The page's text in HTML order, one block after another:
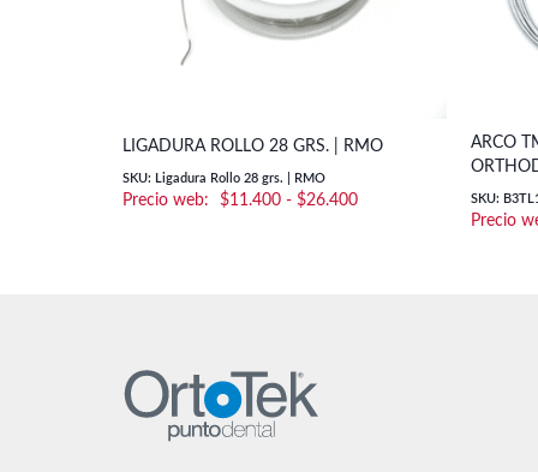
LIGADURA ROLLO 28 GRS. | RMO
SKU: Ligadura Rollo 28 grs. | RMO
$11.400 - $26.400Rango
ARCO
SKU: